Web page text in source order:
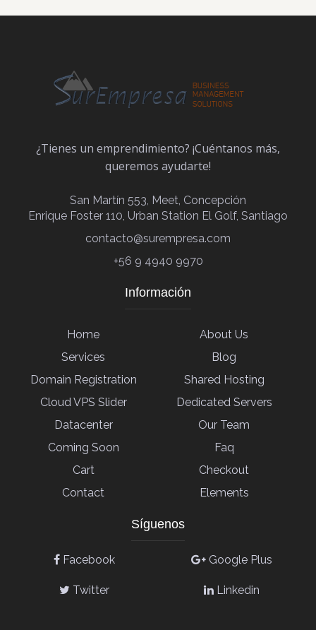
¿Tienes un emprendimiento? ¡Cuéntanos más,
queremos ayudarte!
San Martín 553, Meet, Concepción
Enrique Foster 110, Urban Station El Golf, Santiago
contacto@surempresa.com
+56 9 4940 9970
Información
Home
About Us
Services
Blog
Domain Registration
Shared Hosting
Cloud VPS Slider
Dedicated Servers
Datacenter
Our Team
Coming Soon
Faq
Cart
Checkout
Contact
Elements
Síguenos
Facebook Google Plus
Twitter Linkedin